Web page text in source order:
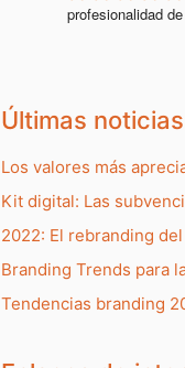
profesionalidad
Últimas noticias
Los valores más
Kit digital: Las
2022: El rebranding
Branding Trends para
Tendencias branding